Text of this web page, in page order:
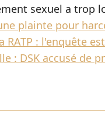
sexuel a trop
plainte pour
RATP : l'enquête
: DSK accusé de